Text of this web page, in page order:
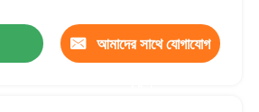
আমাদের সাথে যোগাযোগ